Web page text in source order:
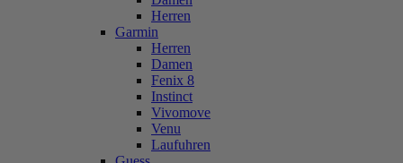
Herren
Garmin
Herren
Damen
Fenix 8
Instinct
Vivomove
Venu
Laufuhren